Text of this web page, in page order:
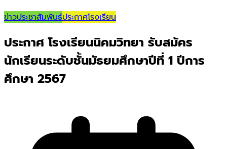
ข่าวประชาสัมพันธ์ประกาศโรงเรียน
ประกาศ โรงเรียนนิคมวิทยา รับสมัคร
นักเรียนระดับชั้นมัธยมศึกษาปีที่ 1 ปีการ
ศึกษา 2567